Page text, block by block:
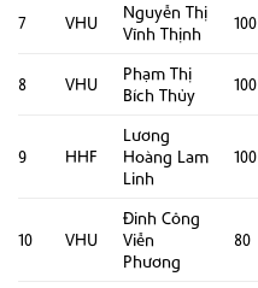
7 VHU
Nguyễn Thị
Vĩnh Thịnh
100
8 VHU
Phạm Thị
Bích Thủy
100
9 HHF
Lương
Hoàng Lam
Linh
100
10 VHU
Đinh Công
Viễn
Phương
80